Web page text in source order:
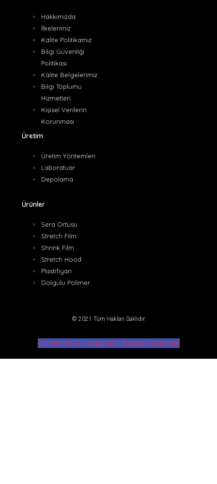
Hakkımızda
İlkelerimiz
Kalite Politikamız
Bilgi Güvenliği
Politikası
Kalite Belgelerimiz
Bilgi Toplumu
Hizmetleri
Kişisel Verilerin
Korunması
Üretim
Üretim Yöntemleri
Laboratuar
Depolama
Ürünler
Sera Örtüsü
Stretch Film
Shrink Film
Stretch Hood
Plastifiyan
Dolgulu Polimer
© 2021 Tüm Hakları Saklıdır.
Facebook-f Instagram Twitter Linkedin